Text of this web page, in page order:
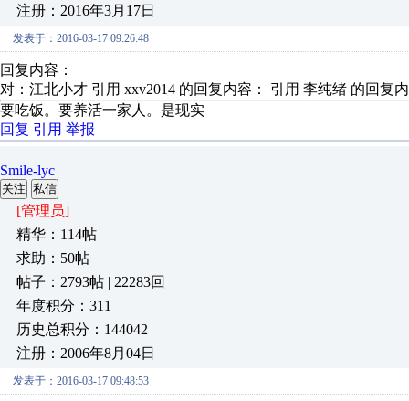
注册：2016年3月17日
发表于：2016-03-17 09:26:48
回复内容：
对：江北小才 引用 xxv2014 的回复内容： 引用 李纯绪 的回
要吃饭。要养活一家人。是现实
回复 引用 举报
Smile-lyc
关注 私信
[管理员]
精华：114帖
求助：50帖
帖子：2793帖 | 22283回
年度积分：311
历史总积分：144042
注册：2006年8月04日
发表于：2016-03-17 09:48:53